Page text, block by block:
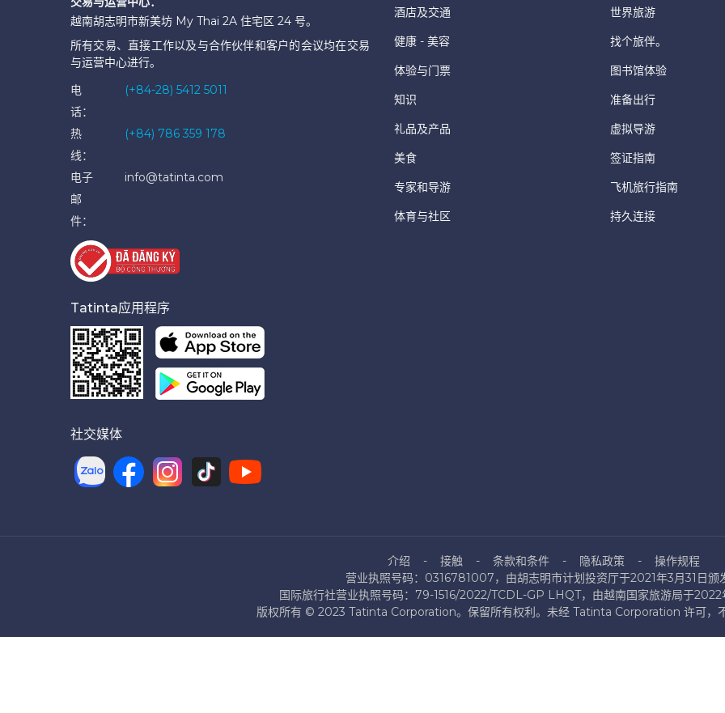
越南胡志明市新美坊 My Thai 2A 住宅区 24 号。
所有交易、直接工作以及与合作伙伴和客户的会议均在交易
与运营中心进行。
电
话：
(+84-28) 5412 5011
热
线：
(+84) 786 359 178
电子
邮
件：
info@tatinta.com
Tatinta应用程序
社交媒体
酒店及交通
健康 - 美容
体验与门票
知识
礼品及产品
美食
专家和导游
体育与社区
世界旅游
找个旅伴。
图书馆体验
准备出行
虚拟导游
签证指南
飞机旅行指南
持久连接
介绍 接触 条款和条件 隐私政策
操作规程
营业执照号码：0316781007，由胡志明市计划投资厅于2021年3月31日颁
国际旅行社营业执照号码：79-1516/2022/TCDL-GP LHQT，由越南国家旅游局于2022
版权所有 © 2023 Tatinta Corporation。保留所有权利。未经 Tatinta Corporation 许可，不